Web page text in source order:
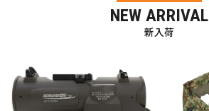
NEW ARRIVAL
新入荷